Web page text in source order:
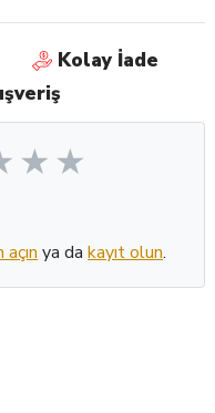
Kolay İade
ya dakayıt olun.